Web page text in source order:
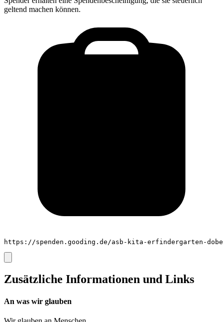
geltend machen können.
https://spenden.gooding.de/asb-kita-erfindergarten-
Zusätzliche Informationen und Links
An was wir glauben